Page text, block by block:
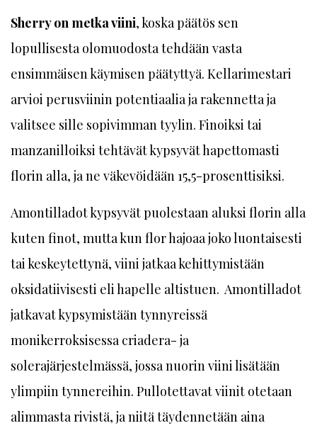
Sherry on metka viini, koska päätös sen
lopullisesta olomuodosta tehdään vasta
ensimmäisen käymisen päätyttyä. Kellarimestari
arvioi perusviinin potentiaalia ja rakennetta ja
valitsee sille sopivimman tyylin. Finoiksi tai
manzanilloiksi tehtävät kypsyvät hapettomasti
florin alla, ja ne väkevöidään 15,5-prosenttisiksi.
Amontilladot kypsyvät puolestaan aluksi florin alla
kuten finot, mutta kun flor hajoaa joko luontaisesti
tai keskeytettynä, viini jatkaa kehittymistään
oksidatiivisesti eli hapelle altistuen. Amontilladot
jatkavat kypsymistään tynnyreissä
monikerroksisessa criadera- ja
solerajärjestelmässä, jossa nuorin viini lisätään
ylimpiin tynnereihin. Pullotettavat viinit otetaan
alimmasta rivistä, ja niitä täydennetään aina